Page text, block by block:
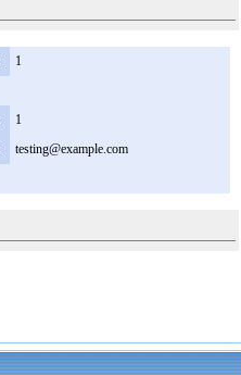
1
1
testing@example.com